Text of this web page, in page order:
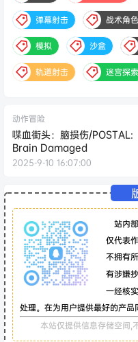
弹幕射击 战术角
模拟 沙盒
轨道射击 迷宫探索
动作冒险
喋血街头：脑损伤/POSTAL:
Brain Damaged
2025-9-10 16:07:00
站内
仅代表
不拥有
有涉嫌
一经核
处理。在为用户提供最好的产品
本站仅提供信息存储空间,